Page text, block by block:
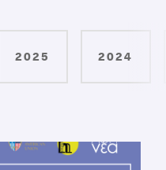
2025 2024